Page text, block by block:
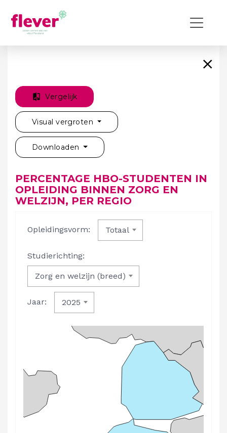
Vergelijk
Visual vergroten
Downloaden
PERCENTAGE HBO-STUDENTEN IN
OPLEIDING BINNEN ZORG EN
WELZIJN, PER REGIO